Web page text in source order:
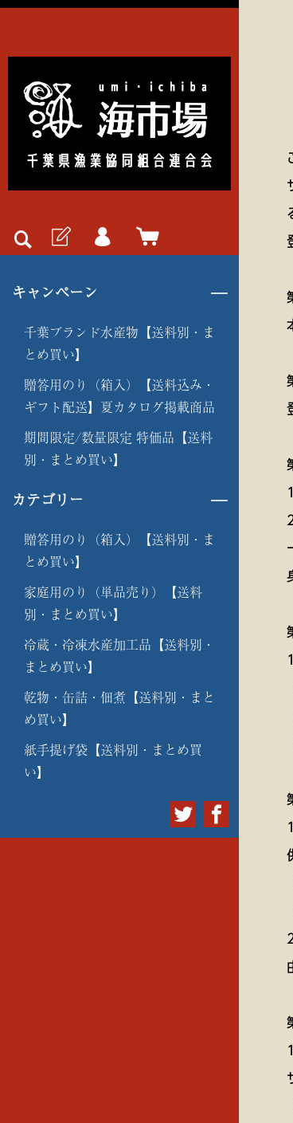
キャンペーン
千葉ブランド水産物【送料別・ま
とめ買い】
贈答用のり（箱入）【送料込み・
ギフト配送】夏カタログ掲載商品
期間限定/数量限定 特価品【送料
別・まとめ買い】
カテゴリー
贈答用のり（箱入）【送料別・ま
とめ買い】
家庭用のり（単品売り）【送料
別・まとめ買い】
冷蔵・冷凍水産加工品【送料別・
まとめ買い】
乾物・缶詰・佃煮【送料別・まと
め買い】
紙手提げ袋【送料別・まとめ買
い】